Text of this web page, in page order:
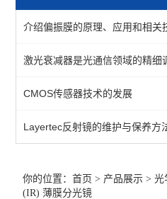
过滤片
介绍偏振膜的原理、应用和相关
激光衰减器是光通信领域的精细
CMOS传感器技术的发展
Layertec反射镜的维护与保养方
你的位置：首页 > 产品展示 >光
(IR) 薄膜分光镜